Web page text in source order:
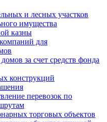
и лесных участков
имущества
казны
для
за счет средств фонда
конструкций
перевозок по
торговых объектов